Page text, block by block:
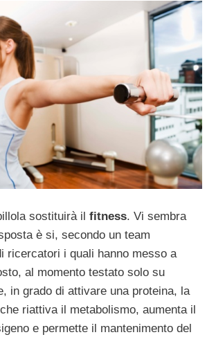
sostituirà il fitness. Vi sembra
è si, secondo un team
ricercatori i quali hanno messo a
al momento testato solo su
in grado di attivare una proteina, la
riattiva il metabolismo, aumenta il
e permette il mantenimento del